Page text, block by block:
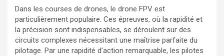
Dans les courses de drones, le drone FPV est
particulièrement populaire. Ces épreuves, où la rapidité et
la précision sont indispensables, se déroulent sur des
circuits complexes nécessitant une maîtrise parfaite du
pilotage. Par une rapidité d’action remarquable, les pilotes